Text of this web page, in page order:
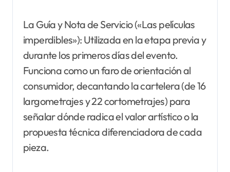
La Guía y Nota de Servicio («Las películas
imperdibles»): Utilizada en la etapa previa y
durante los primeros días del evento.
Funciona como un faro de orientación al
consumidor, decantando la cartelera (de 16
largometrajes y 22 cortometrajes) para
señalar dónde radica el valor artístico o la
propuesta técnica diferenciadora de cada
pieza.